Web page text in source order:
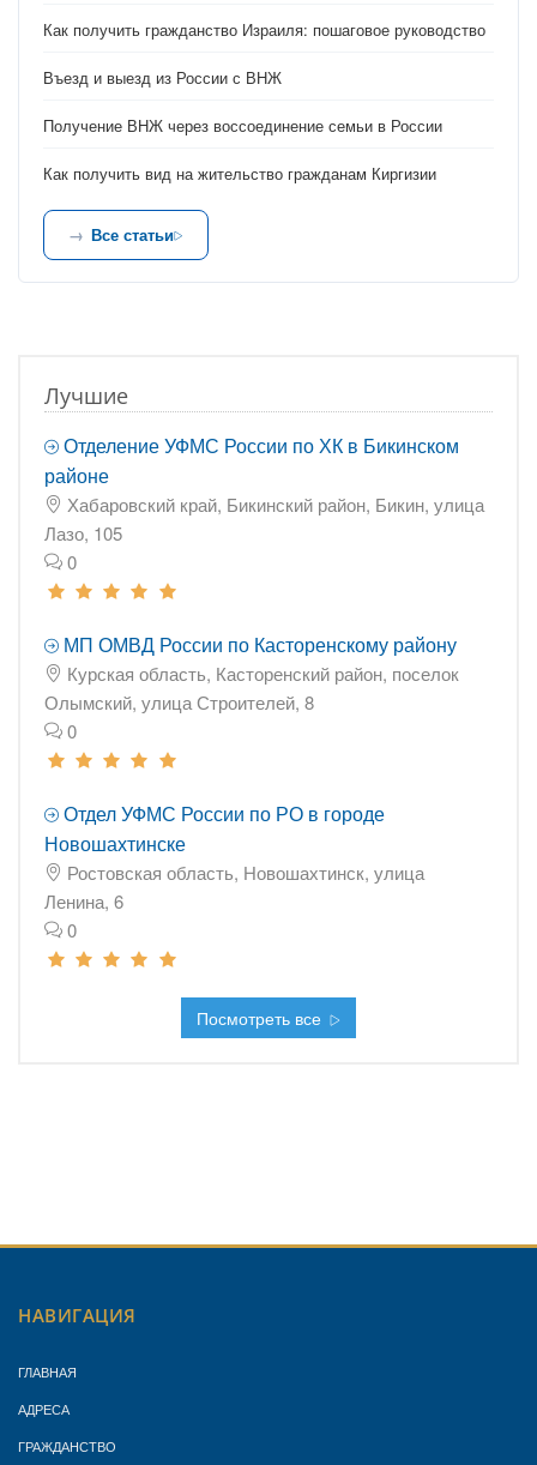
Как получить гражданство Израиля: пошаговое руководство
Въезд и выезд из России с ВНЖ
Получение ВНЖ через воссоединение семьи в России
Как получить вид на жительство гражданам Киргизии
Все статьи
Лучшие
Отделение УФМС России по ХК в Бикинском
районе
Хабаровский край, Бикинский район, Бикин, улица
Лазо, 105
0
МП ОМВД России по Касторенскому району
Курская область, Касторенский район, поселок
Олымский, улица Строителей, 8
0
Отдел УФМС России по РО в городе
Новошахтинске
Ростовская область, Новошахтинск, улица
Ленина, 6
0
Посмотреть все
НАВИГАЦИЯ
ГЛАВНАЯ
АДРЕСА
ГРАЖДАНСТВО